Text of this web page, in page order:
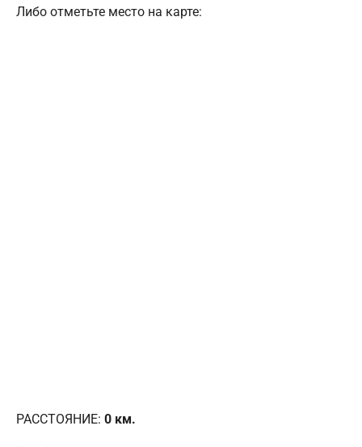
Либо отметьте место на карте:
РАССТОЯНИЕ: 0 км.